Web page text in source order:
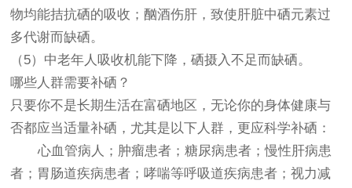
物均能拮抗硒的吸收；酗酒伤肝，致使肝脏中硒元素过
多代谢而缺硒。
（5）中老年人吸收机能下降，硒摄入不足而缺硒。
哪些人群需要补硒？
只要你不是长期生活在富硒地区，无论你的身体健康与
否都应当适量补硒，尤其是以下人群，更应科学补硒：
心血管病人；肿瘤患者；糖尿病患者；慢性肝病患
者；胃肠道疾病患者；哮喘等呼吸道疾病患者；视力减